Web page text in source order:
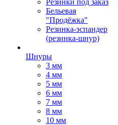
Резинки под заказ
Бельевая
"Продёжка"
Резинка-эспандер
(резинка-шнур)
Шнуры
3 мм
4 мм
5 мм
6 мм
7 мм
8 мм
10 мм